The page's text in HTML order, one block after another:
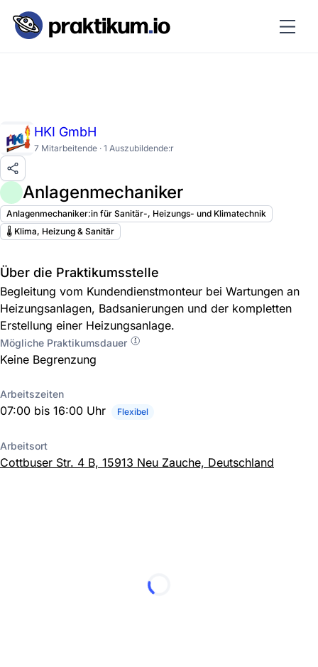
HKI GmbH
7 Mitarbeitende · 1 Auszubildende:r
Anlagenmechaniker
Anlagenmechaniker:in für Sanitär-, Heizungs- und Klimatechnik
🌡️ Klima, Heizung & Sanitär
Über die Praktikumsstelle
Begleitung vom Kundendienstmonteur bei Wartungen an
Heizungsanlagen, Badsanierungen und der kompletten
Erstellung einer Heizungsanlage.
Mögliche Praktikumsdauer
Keine Begrenzung
Arbeitszeiten
07:00 bis 16:00 Uhr Flexibel
Arbeitsort
Cottbuser Str. 4 B, 15913 Neu Zauche, Deutschland